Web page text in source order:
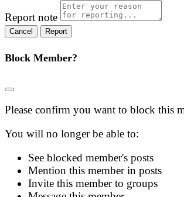
Report note
Report
Block Member?
Please confirm you want to block this
You will no longer be able to:
See blocked member's posts
Mention this member in posts
Invite this member to groups